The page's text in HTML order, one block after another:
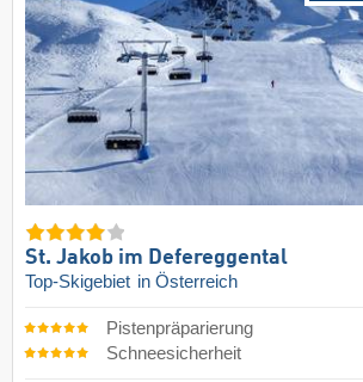
St. Jakob im Defereggental
Top-Skigebiet in Österreich
Pistenpräparierung
Schneesicherheit